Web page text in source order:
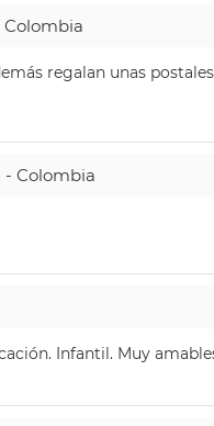
Colombia
regalan unas
- Colombia
Infantil. Muy